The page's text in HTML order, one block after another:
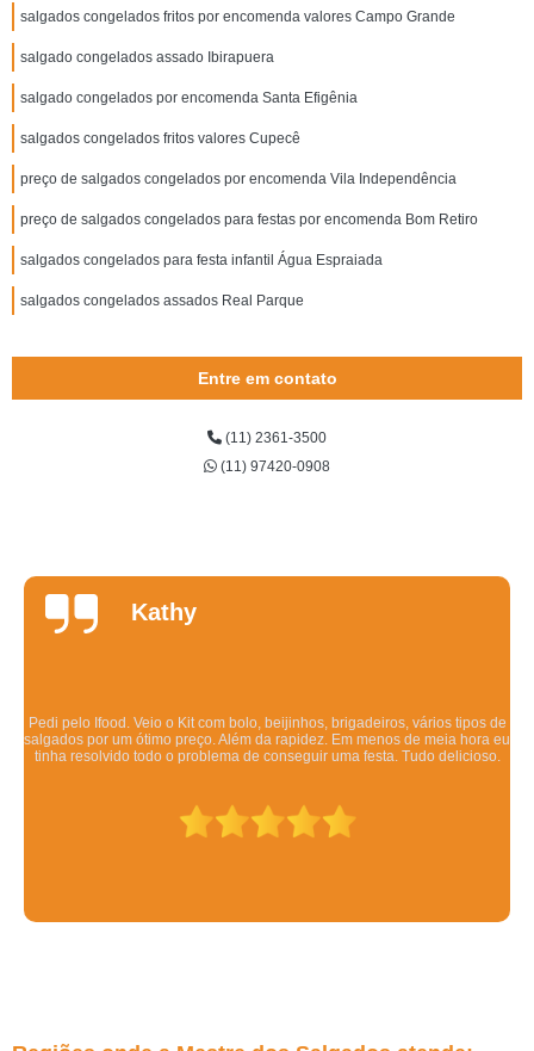
salgados congelados fritos por encomenda valores Campo Grande
salgado congelados assado Ibirapuera
salgado congelados por encomenda Santa Efigênia
salgados congelados fritos valores Cupecê
preço de salgados congelados por encomenda Vila Independência
preço de salgados congelados para festas por encomenda Bom Retiro
salgados congelados para festa infantil Água Espraiada
salgados congelados assados Real Parque
Entre em contato
(11) 2361-3500
(11) 97420-0908
Quintela
Os salgadinhos são maravilhosos. Dizem pra esquentar no forno mas eu
esquento no microondas pra ser rápido e mesmo assim ficam deliciosos.
Todo mundo q comeu gostou.